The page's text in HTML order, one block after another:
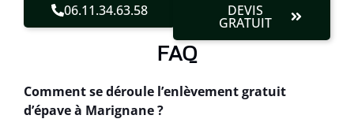
06.11.34.63.58 DEVIS
GRATUIT
FAQ
Comment se déroule l’enlèvement gratuit
d’épave à Marignane ?